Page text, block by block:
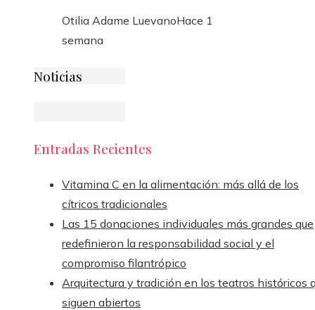
Otilia Adame LuevanoHace 1
semana
Noticias
Entradas Recientes
Vitamina C en la alimentación: más allá de los
cítricos tradicionales
Las 15 donaciones individuales más grandes que
redefinieron la responsabilidad social y el
compromiso filantrópico
Arquitectura y tradición en los teatros históricos
siguen abiertos